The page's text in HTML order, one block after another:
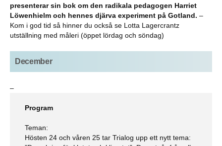
presenterar sin bok om den radikala pedagogen Harriet
Löwenhielm och hennes djärva experiment på Gotland. –
Kom i god tid så hinner du också se Lotta Lagercrantz
utställning med måleri (öppet lördag och söndag)
December
–
Program
Teman:
Hösten 24 och våren 25 tar Trialog upp ett nytt tema: